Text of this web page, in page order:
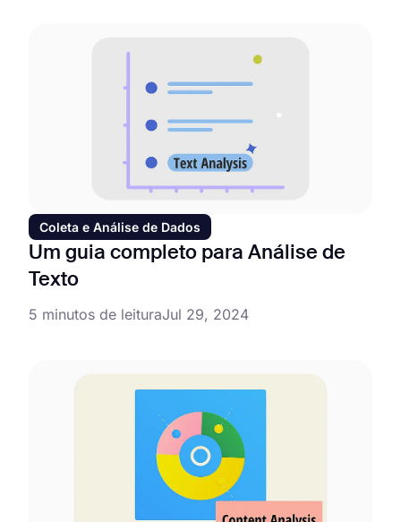
Coleta e Análise de Dados
Um guia completo para Análise de
Texto
5 minutos de leituraJul 29, 2024